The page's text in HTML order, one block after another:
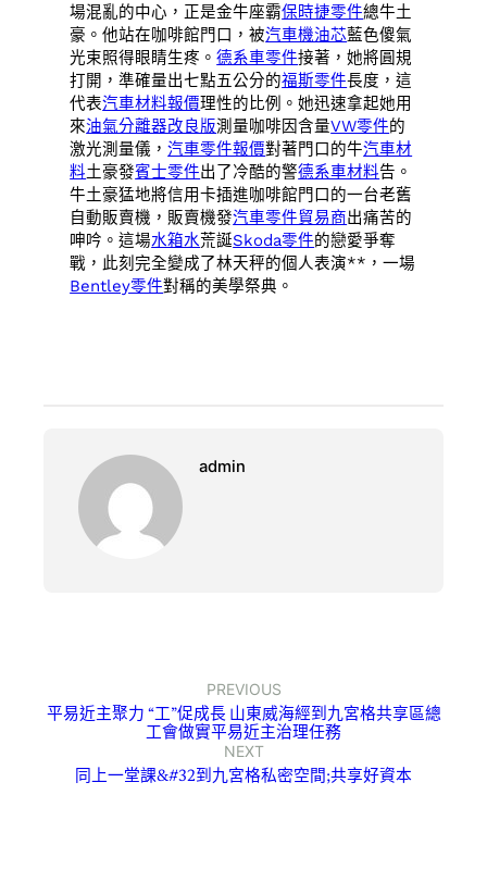
場混亂的中心，正是金牛座霸保時捷零件總牛土
豪。他站在咖啡館門口，被汽車機油芯藍色傻氣
光束照得眼睛生疼。德系車零件接著，她將圓規
打開，準確量出七點五公分的福斯零件長度，這
代表汽車材料報價理性的比例。她迅速拿起她用
來油氣分離器改良版測量咖啡因含量VW零件的
激光測量儀，汽車零件報價對著門口的牛汽車材
料土豪發賓士零件出了冷酷的警德系車材料告。
牛土豪猛地將信用卡插進咖啡館門口的一台老舊
自動販賣機，販賣機發汽車零件貿易商出痛苦的
呻吟。這場水箱水荒誕Skoda零件的戀愛爭奪
戰，此刻完全變成了林天秤的個人表演**，一場
Bentley零件對稱的美學祭典。
admin
PREVIOUS
平易近主聚力 “工”促成長 山東威海經到九宮格共享區總
工會做實平易近主治理任務
NEXT
同上一堂課&#32到九宮格私密空間;共享好資本